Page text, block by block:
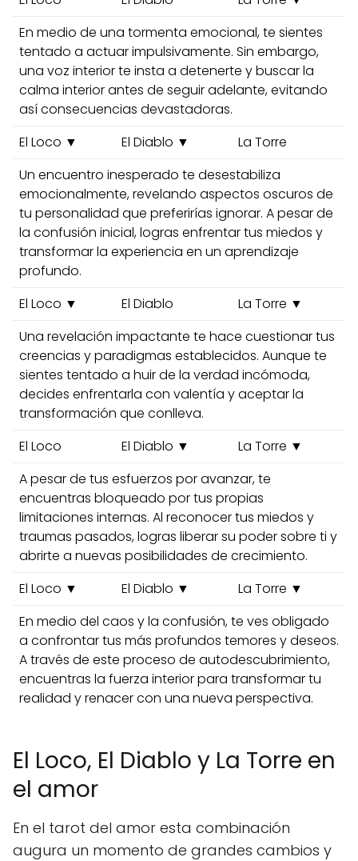
En medio de una tormenta emocional, te sientes
tentado a actuar impulsivamente. Sin embargo,
una voz interior te insta a detenerte y buscar la
calma interior antes de seguir adelante, evitando
así consecuencias devastadoras.
El Loco ▼
El Diablo ▼
La Torre
Un encuentro inesperado te desestabiliza
emocionalmente, revelando aspectos oscuros de
tu personalidad que preferirías ignorar. A pesar de
la confusión inicial, logras enfrentar tus miedos y
transformar la experiencia en un aprendizaje
profundo.
El Loco ▼
El Diablo
La Torre ▼
Una revelación impactante te hace cuestionar tus
creencias y paradigmas establecidos. Aunque te
sientes tentado a huir de la verdad incómoda,
decides enfrentarla con valentía y aceptar la
transformación que conlleva.
El Loco
El Diablo ▼
La Torre ▼
A pesar de tus esfuerzos por avanzar, te
encuentras bloqueado por tus propias
limitaciones internas. Al reconocer tus miedos y
traumas pasados, logras liberar su poder sobre ti y
abrirte a nuevas posibilidades de crecimiento.
El Loco ▼
El Diablo ▼
La Torre ▼
En medio del caos y la confusión, te ves obligado
a confrontar tus más profundos temores y deseos.
A través de este proceso de autodescubrimiento,
encuentras la fuerza interior para transformar tu
realidad y renacer con una nueva perspectiva.
El Loco, El Diablo y La Torre en
el amor
En el tarot del amor esta combinación
augura un momento de grandes cambios y